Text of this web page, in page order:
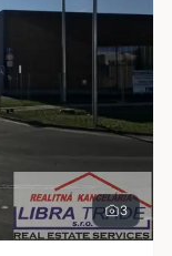
3